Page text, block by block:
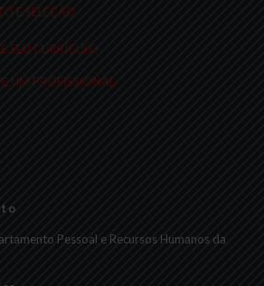
E SELEÇÃO
SEU CURRÍCULO
UM PROFISSIONAL
Pessoal e Recursos Humanos da